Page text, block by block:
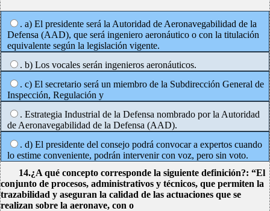
. a) El presidente será la Autoridad de Aeronavegabilidad de la
Defensa (AAD), que será ingeniero aeronáutico o con la titulación
equivalente según la legislación vigente.
. b) Los vocales serán ingenieros aeronáuticos.
. c) El secretario será un miembro de la Subdirección General de
Inspección, Regulación y
. Estrategia Industrial de la Defensa nombrado por la Autoridad
de Aeronavegabilidad de la Defensa (AAD).
. d) El presidente del consejo podrá convocar a expertos cuando
lo estime conveniente, podrán intervenir con voz, pero sin voto.
14.¿A qué concepto corresponde la siguiente definición?: “El
conjunto de procesos, administrativos y técnicos, que permiten la
trazabilidad y aseguran la calidad de las actuaciones que se
realizan sobre la aeronave, con o